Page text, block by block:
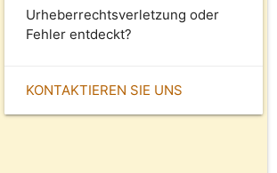
Urheberrechtsverletzung oder
Fehler entdeckt?
KONTAKTIEREN SIE UNS